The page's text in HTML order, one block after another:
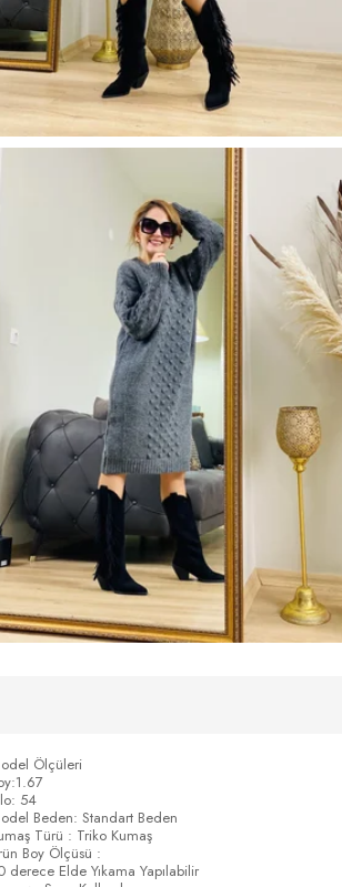
Ölçüleri
54
Beden: Standart Beden
Türü : Triko Kumaş
Boy Ölçüsü :
derece Elde Yıkama Yapılabilir